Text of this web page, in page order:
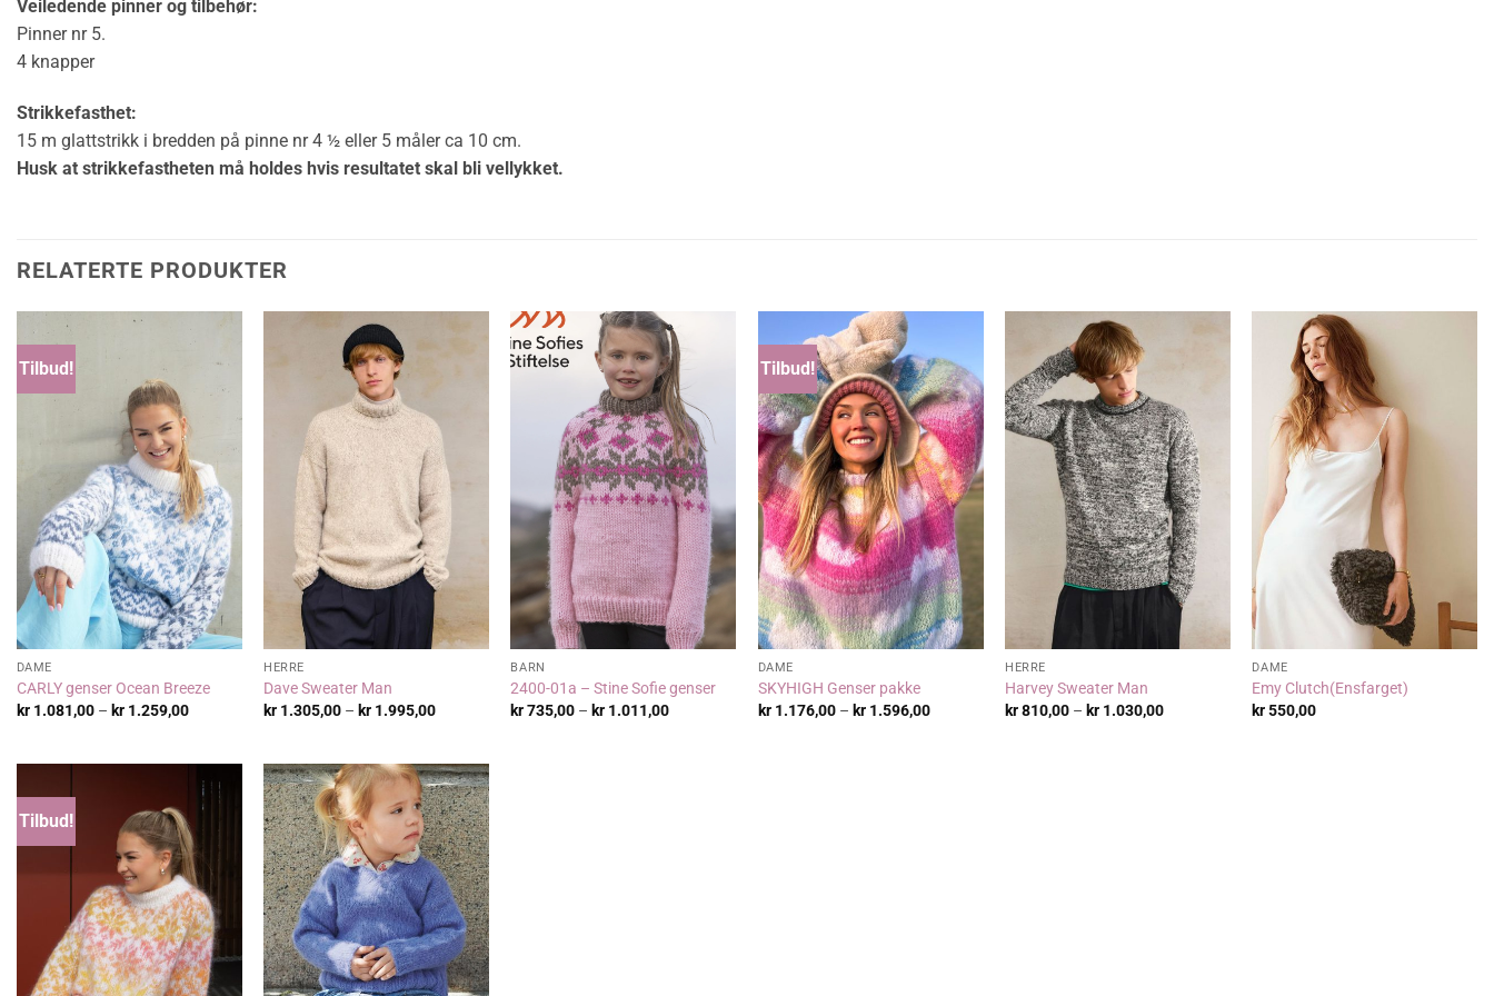
Veiledende pinner og tilbehør:
Pinner nr 5.
4 knapper
Strikkefasthet:
15 m glattstrikk i bredden på pinne nr 4 ½ eller 5 måler ca 10 cm.
Husk at strikkefastheten må holdes hvis resultatet skal bli vellykket.
RELATERTE PRODUKTER
Tilbud!
DAME
CARLY genser Ocean Breeze
kr1.081,00 – kr1.259,00Prisområde:
HERRE
Dave Sweater Man
kr 1.305,00 – kr 1.995,00Prisområde:
BARN
2400-01a – Stine Sofie genser
kr735,00 – kr 1.011,00Prisområde:
Tilbud!
DAME
SKYHIGH Genser pakke
kr1.176,00 – kr1.596,00Prisområde:
HERRE
Harvey Sweater Man
kr810,00 – kr 1.030,00Prisområde:
DAME
Emy Clutch(Ensfarget)
kr550,00
Tilbud!